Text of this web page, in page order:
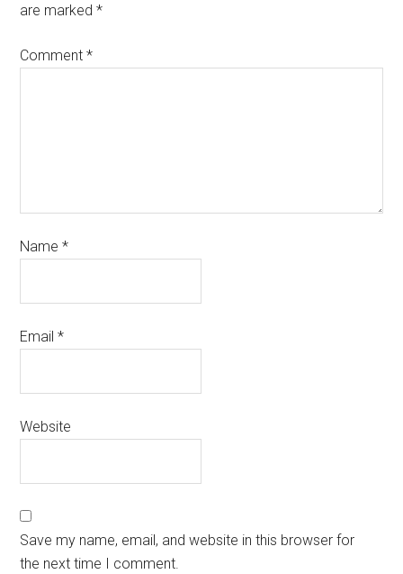
are marked*
Comment*
Name*
Email*
Website
Save my name, email, and website in this browser for
the next time I comment.